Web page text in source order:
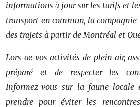
informations à jour sur les tarifs et
transport en commun, la compagnie
des trajets à partir de Montréal et
Lors de vos activités de plein air,
préparé et de respecter les
Informez-vous sur la faune locale
prendre pour éviter les